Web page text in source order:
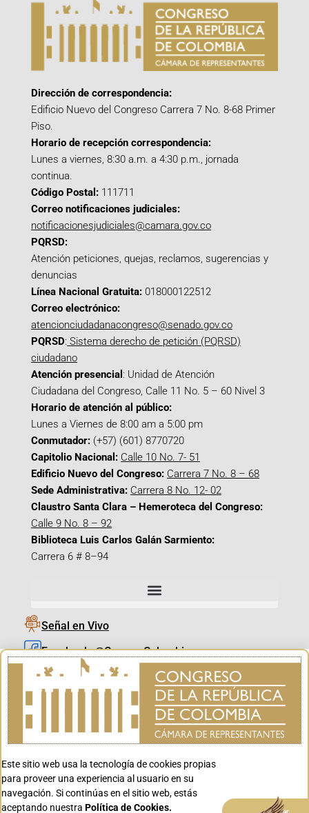
Dirección de correspondencia:
Edificio Nuevo del Congreso Carrera 7 No. 8-68 Primer
Piso.
Horario de recepción correspondencia:
Lunes a viernes, 8:30 a.m. a 4:30 p.m., jornada
continua.
Código Postal: 111711
Correo notificaciones judiciales:
notificacionesjudiciales@camara.gov.co
PQRSD:
Atención peticiones, quejas, reclamos, sugerencias y
denuncias
Línea Nacional Gratuita: 018000122512
Correo electrónico:
atencionciudadanacongreso@senado.gov.co
PQRSD: Sistema derecho de petición (PQRSD)
ciudadano
Atención presencial : Unidad de Atención
Ciudadana del Congreso, Calle 11 No. 5 – 60 Nivel 3
Horario de atención al público:
Lunes a Viernes de 8:00 am a 5:00 pm
Conmutador: (+57) (601) 8770720
Capitolio Nacional: Calle 10 No. 7- 51
Edificio Nuevo del Congreso: Carrera 7 No. 8 – 68
Sede Administrativa: Carrera 8 No. 12- 02
Claustro Santa Clara – Hemeroteca del Congreso:
Calle 9 No. 8 – 92
Biblioteca Luis Carlos Galán Sarmiento:
Carrera 6 # 8–94
Señal en Vivo
Facebook_@CamaraColombia
Instagram_@CamaraColombia
X_@CamaraColombia
Youtube_@CamaraColombia
Youtube_@CanalCongreso
Este sitio web usa la tecnología de cookies propias
para proveer una experiencia al usuario en su
navegación. Si continúas en el sitio web, estás
aceptando nuestra Política de Cookies. Aceptar